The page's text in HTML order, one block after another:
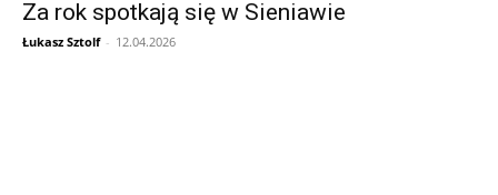
Za rok spotkają się w Sieniawie
Łukasz Sztolf - 12.04.2026